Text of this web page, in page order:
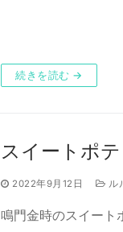
続きを読む →
スイートポ
2022年9月12日 ル
鳴門金時のスイート